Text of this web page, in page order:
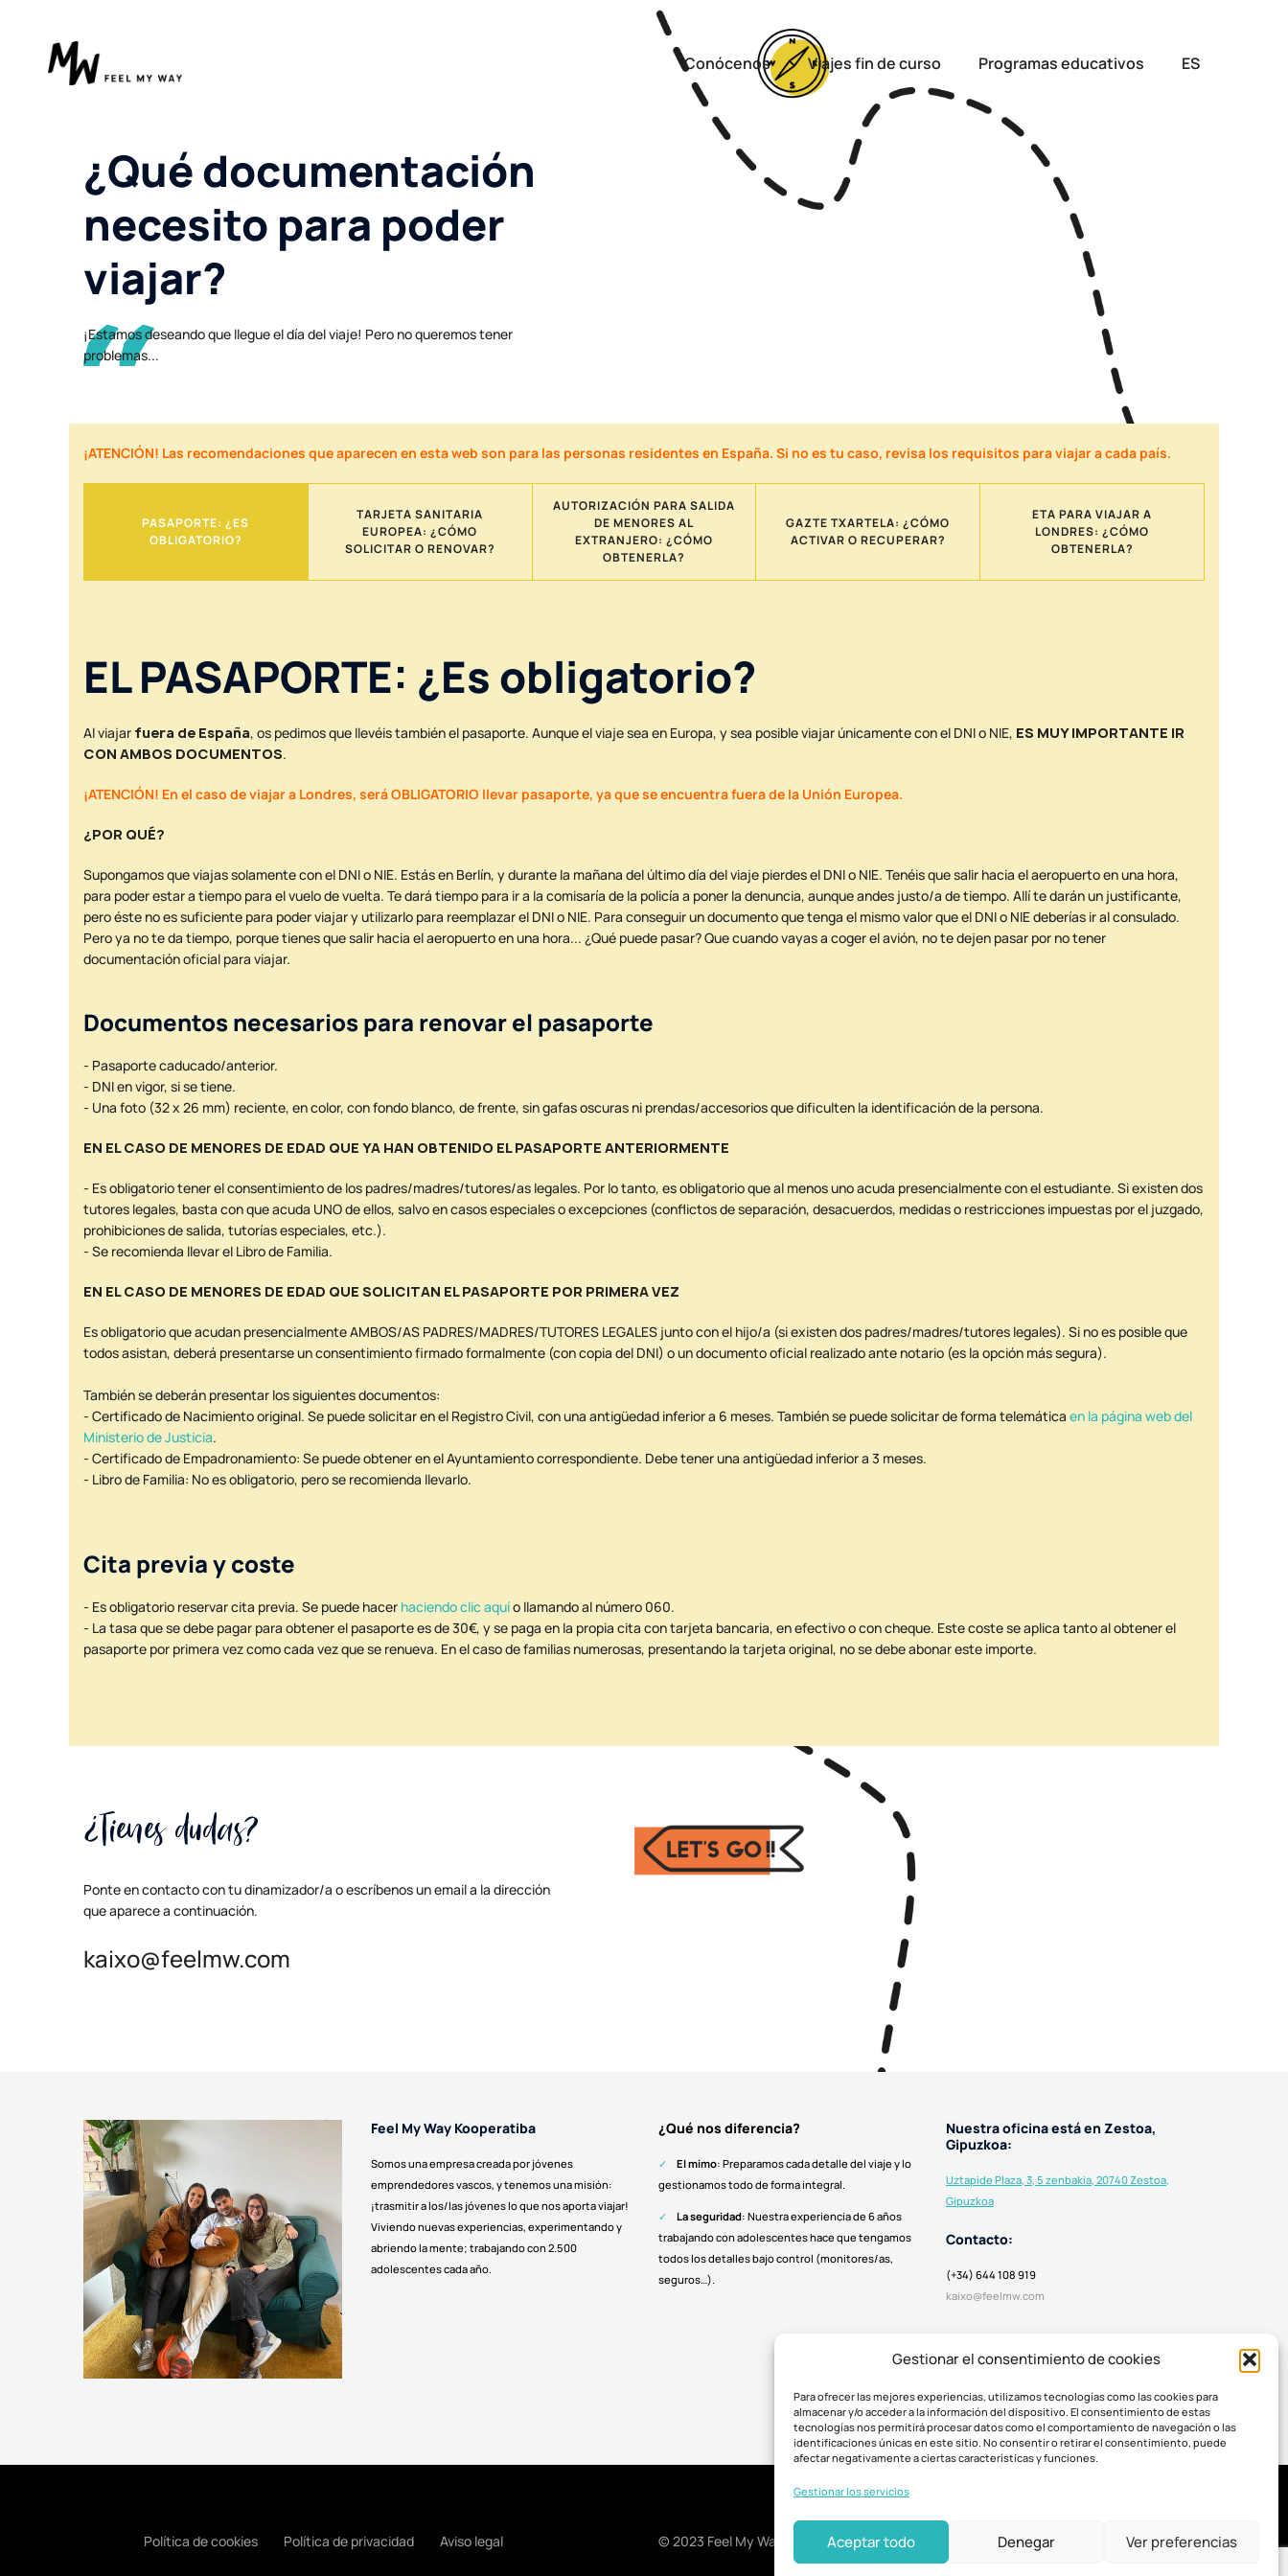
Gestionar el consentimiento de cookies
Para ofrecer las mejores experiencias, utilizamos tecnologías como las cookies para
almacenar y/o acceder a la información del dispositivo. El consentimiento de estas
tecnologías nos permitirá procesar datos como el comportamiento de navegación o las
identificaciones únicas en este sitio. No consentir o retirar el consentimiento, puede
afectar negativamente a ciertas características y funciones.
Gestionar los servicios
Aceptar todo Denegar Ver preferencias
Conócenos Viajes fin de curso Programas educativos ES
¿Qué documentación
necesito para poder
viajar?
¡Estamos deseando que llegue el día del viaje! Pero no queremos tener
problemas...
¡ATENCIÓN! Las recomendaciones que aparecen en esta web son para las personas residentes en España. Si no es tu caso, revisa los requisitos para viajar a cada país.
PASAPORTE: ¿ES
OBLIGATORIO?
TARJETA SANITARIA
EUROPEA: ¿CÓMO
SOLICITAR O RENOVAR?
AUTORIZACIÓN PARA SALIDA
DE MENORES AL
EXTRANJERO: ¿CÓMO
OBTENERLA?
GAZTE TXARTELA: ¿CÓMO
ACTIVAR O RECUPERAR?
ETA PARA VIAJAR A
LONDRES: ¿CÓMO
OBTENERLA?
EL PASAPORTE: ¿Es obligatorio?
Al viajar fuera de España, os pedimos que llevéis también el pasaporte. Aunque el viaje sea en Europa, y sea posible viajar únicamente con el DNI o NIE, ES MUY IMPORTANTE IR
CON AMBOS DOCUMENTOS.
¡ATENCIÓN! En el caso de viajar a Londres, será OBLIGATORIO llevar pasaporte, ya que se encuentra fuera de la Unión Europea.
¿POR QUÉ?
Supongamos que viajas solamente con el DNI o NIE. Estás en Berlín, y durante la mañana del último día del viaje pierdes el DNI o NIE. Tenéis que salir hacia el aeropuerto en una hora,
para poder estar a tiempo para el vuelo de vuelta. Te dará tiempo para ir a la comisaría de la policía a poner la denuncia, aunque andes justo/a de tiempo. Allí te darán un justificante,
pero éste no es suficiente para poder viajar y utilizarlo para reemplazar el DNI o NIE. Para conseguir un documento que tenga el mismo valor que el DNI o NIE deberías ir al consulado.
Pero ya no te da tiempo, porque tienes que salir hacia el aeropuerto en una hora... ¿Qué puede pasar? Que cuando vayas a coger el avión, no te dejen pasar por no tener
documentación oficial para viajar.
Documentos necesarios para renovar el pasaporte
- Pasaporte caducado/anterior.
- DNI en vigor, si se tiene.
- Una foto (32 x 26 mm) reciente, en color, con fondo blanco, de frente, sin gafas oscuras ni prendas/accesorios que dificulten la identificación de la persona.
EN EL CASO DE MENORES DE EDAD QUE YA HAN OBTENIDO EL PASAPORTE ANTERIORMENTE
- Es obligatorio tener el consentimiento de los padres/madres/tutores/as legales. Por lo tanto, es obligatorio que al menos uno acuda presencialmente con el estudiante. Si existen dos
tutores legales, basta con que acuda UNO de ellos, salvo en casos especiales o excepciones (conflictos de separación, desacuerdos, medidas o restricciones impuestas por el juzgado,
prohibiciones de salida, tutorías especiales, etc.).
- Se recomienda llevar el Libro de Familia.
EN EL CASO DE MENORES DE EDAD QUE SOLICITAN EL PASAPORTE POR PRIMERA VEZ
Es obligatorio que acudan presencialmente AMBOS/AS PADRES/MADRES/TUTORES LEGALES junto con el hijo/a (si existen dos padres/madres/tutores legales). Si no es posible que
todos asistan, deberá presentarse un consentimiento firmado formalmente (con copia del DNI) o un documento oficial realizado ante notario (es la opción más segura).
También se deberán presentar los siguientes documentos:
- Certificado de Nacimiento original. Se puede solicitar en el Registro Civil, con una antigüedad inferior a 6 meses. También se puede solicitar de forma telemática en la página web del
Ministerio de Justicia.
- Certificado de Empadronamiento: Se puede obtener en el Ayuntamiento correspondiente. Debe tener una antigüedad inferior a 3 meses.
- Libro de Familia: No es obligatorio, pero se recomienda llevarlo.
Cita previa y coste
- Es obligatorio reservar cita previa. Se puede hacer haciendo clic aquío llamando al número 060.
- La tasa que se debe pagar para obtener el pasaporte es de 30€, y se paga en la propia cita con tarjeta bancaria, en efectivo o con cheque. Este coste se aplica tanto al obtener el
pasaporte por primera vez como cada vez que se renueva. En el caso de familias numerosas, presentando la tarjeta original, no se debe abonar este importe.
¿Tienes dudas?
Ponte en contacto con tu dinamizador/a o escríbenos un email a la dirección
que aparece a continuación.
kaixo@feelmw.com
Feel My Way Kooperatiba
Somos una empresa creada por jóvenes
emprendedores vascos, y tenemos una misión:
¡trasmitir a los/las jóvenes lo que nos aporta viajar!
Viviendo nuevas experiencias, experimentando y
abriendo la mente; trabajando con 2.500
adolescentes cada año.
¿Qué nos diferencia?
El mimo: Preparamos cada detalle del viaje y lo
gestionamos todo de forma integral.
La seguridad: Nuestra experiencia de 6 años
trabajando con adolescentes hace que tengamos
todos los detalles bajo control (monitores/as,
seguros…).
Nuestra oficina está en Zestoa,
Gipuzkoa:
Uztapide Plaza, 3, 5 zenbakia, 20740 Zestoa,
Gipuzkoa
Contacto:
(+34) 644 108 919
kaixo@feelmw.com
Política de cookies Política de privacidad Aviso legal © 2023 Feel My Way – CIE 2470. Diseño y desarrollo: MIO – Make It Own